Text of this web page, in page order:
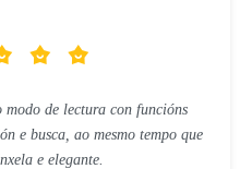
modo de lectura con funcións
e busca, ao mesmo tempo que
e elegante.